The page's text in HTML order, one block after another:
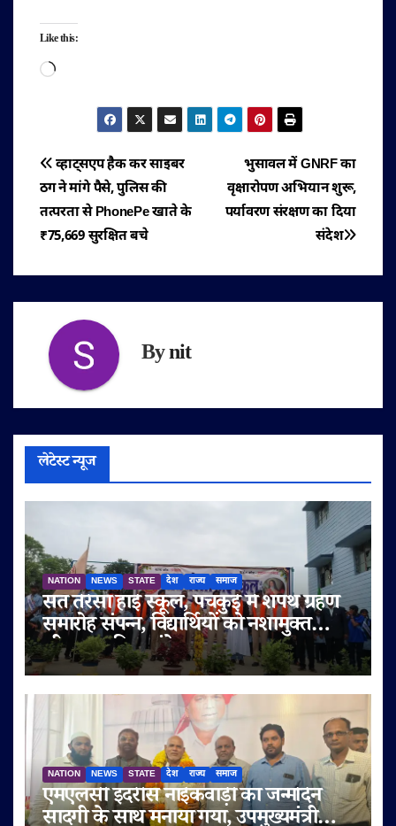
Like this:
Loading…
पोस्ट
नेविगेशन
भुसावल में GNRF का
वृक्षारोपण अभियान शुरू,
पर्यावरण संरक्षण का दिया
संदेश
व्हाट्सएप हैक कर साइबर
ठग ने मांगे पैसे, पुलिस की
तत्परता से PhonePe खाते के
₹75,669 सुरक्षित बचे
Bynit
लेटेस्ट न्यूज
NATION NEWS STATE देश राज्य समाज
संत तेरेसा हाई स्कूल, पंचकुई में शपथ ग्रहण
समारोह संपन्न, विद्यार्थियों को नशामुक्त
जीवन का दिया संदेश
NATION NEWS STATE देश राज्य समाज
एमएलसी इदरीस नाईकवाड़ी का जन्मदिन